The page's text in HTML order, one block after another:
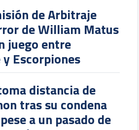
de Arbitraje
de William Matus
juego entre
Escorpiones
distancia de
tras su condena
a un pasado de